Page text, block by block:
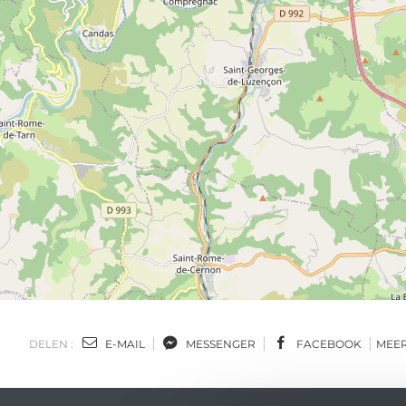
DELEN : E-MAIL MESSENGER FACEBOOK